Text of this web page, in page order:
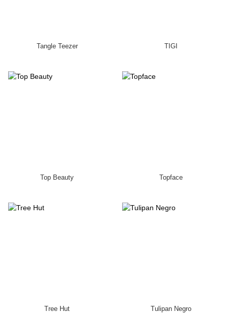
Tangle Teezer TIGI
Top Beauty Topface
Tree Hut Tulipan Negro